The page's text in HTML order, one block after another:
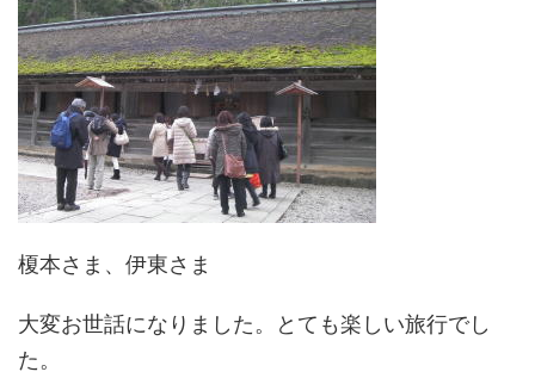
榎本さま、伊東さま
大変お世話になりました。とても楽しい旅行でし
た。